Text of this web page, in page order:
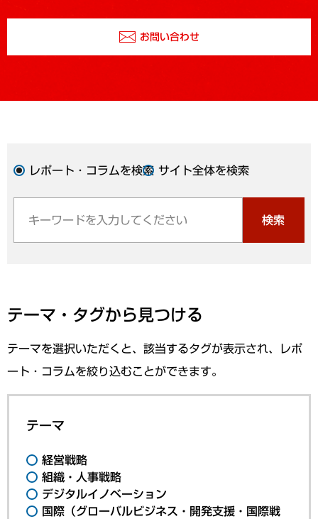
お問い合わせ
レポート・コラムを検索 サイト全体を検索
検索
テーマ・タグから見つける
テーマを選択いただくと、該当するタグが表示され、レポ
ート・コラムを絞り込むことができます。
テーマ
経営戦略
組織・人事戦略
デジタルイノベーション
国際（グローバルビジネス・開発支援・国際戦